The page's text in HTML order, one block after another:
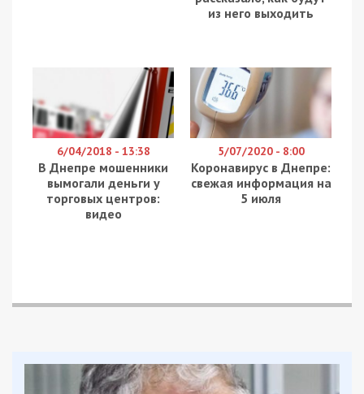
А в соседнем парке Глобы на инклюзивной
и ушли. О последнем49000.com.uaузнал из
группы в FacebookСоборного района